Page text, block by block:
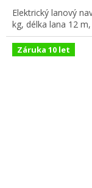
Elektrický lanový
kg, délka lana 12
Záruka 10 let